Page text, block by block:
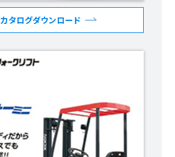
カタログダウンロード